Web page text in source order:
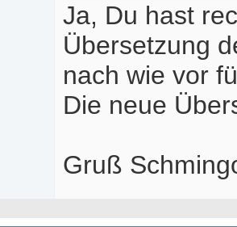
Ja, Du hast
Übersetzung
nach wie vor
Die neue
Gruß